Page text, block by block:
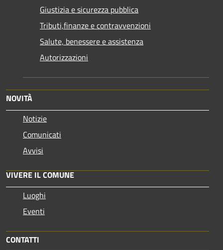
Giustizia e sicurezza pubblica
Tributi,finanze e contravvenzioni
Salute, benessere e assistenza
Autorizzazioni
NOVITÀ
Notizie
Comunicati
Avvisi
VIVERE IL COMUNE
Luoghi
Eventi
CONTATTI